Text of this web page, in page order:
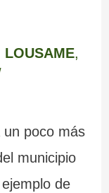
LOUSAME,
un poco más
municipio
de